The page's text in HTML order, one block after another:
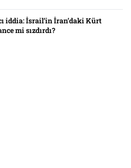
iddia: İsrail’in İran’daki Kürt
mi sızdırdı?